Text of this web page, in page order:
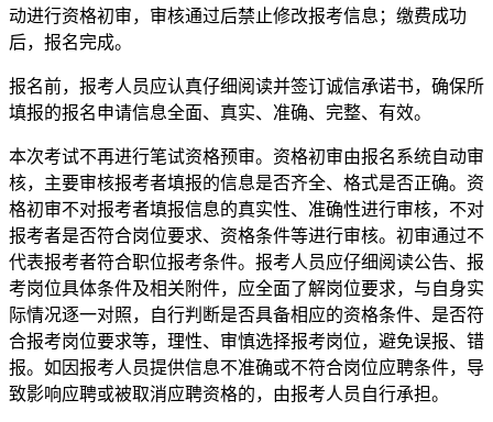
动进行资格初审，审核通过后禁止修改报考信息；缴费成功
后，报名完成。
报名前，报考人员应认真仔细阅读并签订诚信承诺书，确保所
填报的报名申请信息全面、真实、准确、完整、有效。
本次考试不再进行笔试资格预审。资格初审由报名系统自动审
核，主要审核报考者填报的信息是否齐全、格式是否正确。资
格初审不对报考者填报信息的真实性、准确性进行审核，不对
报考者是否符合岗位要求、资格条件等进行审核。初审通过不
代表报考者符合职位报考条件。报考人员应仔细阅读公告、报
考岗位具体条件及相关附件，应全面了解岗位要求，与自身实
际情况逐一对照，自行判断是否具备相应的资格条件、是否符
合报考岗位要求等，理性、审慎选择报考岗位，避免误报、错
报。如因报考人员提供信息不准确或不符合岗位应聘条件，导
致影响应聘或被取消应聘资格的，由报考人员自行承担。